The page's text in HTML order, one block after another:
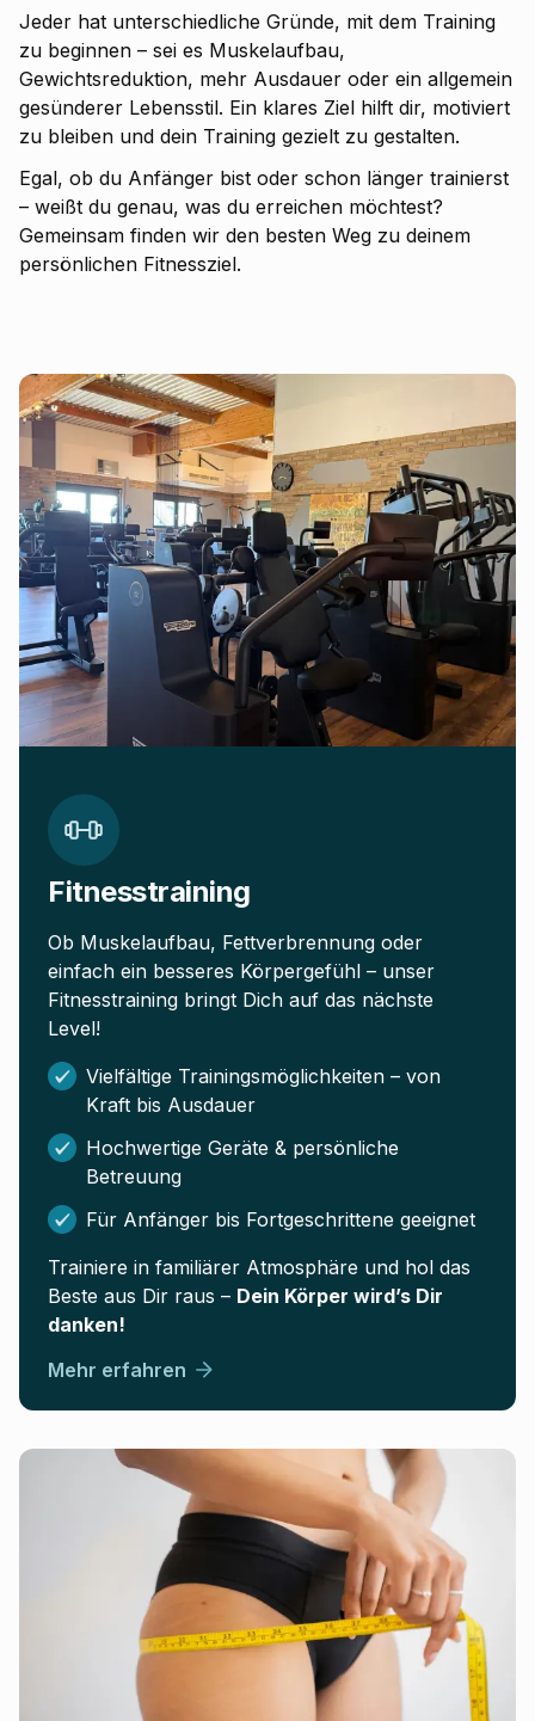
Jeder hat unterschiedliche Gründe, mit dem Training
zu beginnen – sei es Muskelaufbau,
Gewichtsreduktion, mehr Ausdauer oder ein allgemein
gesünderer Lebensstil. Ein klares Ziel hilft dir, motiviert
zu bleiben und dein Training gezielt zu gestalten.
Egal, ob du Anfänger bist oder schon länger trainierst
– weißt du genau, was du erreichen möchtest?
Gemeinsam finden wir den besten Weg zu deinem
persönlichen Fitnessziel.
Fitnesstraining
Ob Muskelaufbau, Fettverbrennung oder
einfach ein besseres Körpergefühl – unser
Fitnesstraining bringt Dich auf das nächste
Level!
Vielfältige Trainingsmöglichkeiten – von
Kraft bis Ausdauer
Hochwertige Geräte & persönliche
Betreuung
Für Anfänger bis Fortgeschrittene geeignet
Trainiere in familiärer Atmosphäre und hol das
Beste aus Dir raus – Dein Körper wird’s Dir
danken!
Mehr erfahren